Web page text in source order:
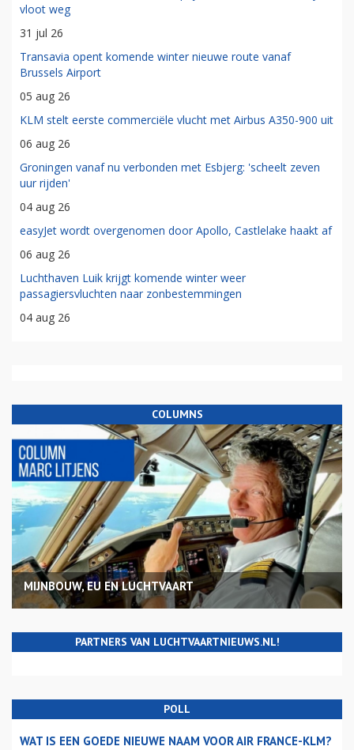
vloot weg
31 jul 26
Transavia opent komende winter nieuwe route vanaf
Brussels Airport
05 aug 26
KLM stelt eerste commerciële vlucht met Airbus A350-900 uit
06 aug 26
Groningen vanaf nu verbonden met Esbjerg: 'scheelt zeven
uur rijden'
04 aug 26
easyJet wordt overgenomen door Apollo, Castlelake haakt af
06 aug 26
Luchthaven Luik krijgt komende winter weer
passagiersvluchten naar zonbestemmingen
04 aug 26
COLUMNS
MIJNBOUW, EU EN LUCHTVAART
PARTNERS VAN LUCHTVAARTNIEUWS.NL!
POLL
WAT IS EEN GOEDE NIEUWE NAAM VOOR AIR FRANCE-KLM?